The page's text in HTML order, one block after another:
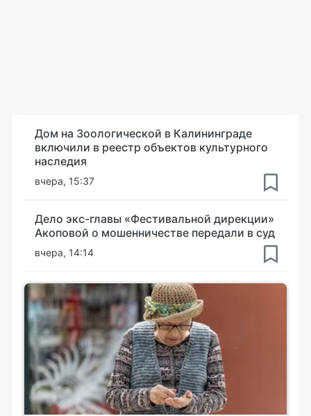
Дом на Зоологической в Калининграде
включили в реестр объектов культурного
наследия
вчера, 15:37
Дело экс-главы «Фестивальной дирекции»
Акоповой о мошенничестве передали в суд
вчера, 14:14